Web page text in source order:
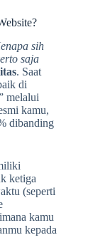
sih
saja
. Saat
di
melalui
kamu,
dibanding
ketiga
(seperti
kamu
kepada